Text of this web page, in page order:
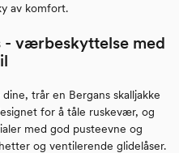
av komfort.
- værbeskyttelse med
trår en Bergans skalljakke
for å tåle ruskevær, og
med god pusteevne og
og ventilerende glidelåser.